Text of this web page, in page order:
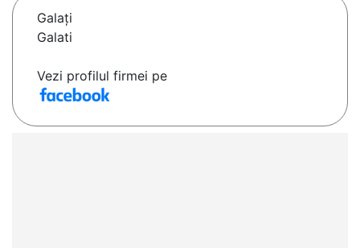
Galaţi
Galati
Vezi profilul firmei pe